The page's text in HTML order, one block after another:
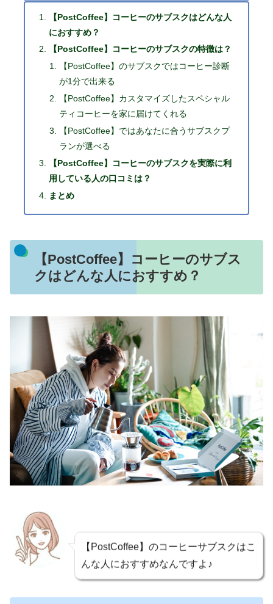
【PostCoffee】コーヒーのサブスクはどんな人
におすすめ？
【PostCoffee】コーヒーのサブスクの特徴は？
【PostCoffee】のサブスクではコーヒー診断
が1分で出来る
【PostCoffee】カスタマイズしたスペシャル
ティコーヒーを家に届けてくれる
【PostCoffee】ではあなたに合うサブスクプ
ランが選べる
【PostCoffee】コーヒーのサブスクを実際に利
用している人の口コミは？
まとめ
【PostCoffee】コーヒーのサブス
クはどんな人におすすめ？
【PostCoffee】のコーヒーサブスクはこ
んな人におすすめなんですよ♪